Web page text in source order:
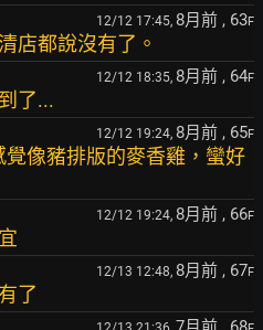
12/12 17:45, 8月前 , 63F
店都說沒有了。
12/12 18:35, 8月前 , 64F
了...
12/12 19:24, 8月前 , 65F
像豬排版的麥香雞，蠻好
12/12 19:24, 8月前 , 66F
12/13 12:48, 8月前 , 67F
了